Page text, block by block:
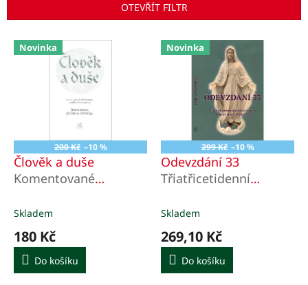
r
o
d
OTEVŘÍT FILTR
V
o
ů
Novinka
200 Kč –10 %
Člověk a duše
Komentované
Bonaventury
Skladem
180 Kč
Do košíku
Novinka
299 Kč –10 %
Odevzdání 33
Třiatřicetidenní
zasvěcení života Panně
Marii
Skladem
269,10 Kč
Do košíku